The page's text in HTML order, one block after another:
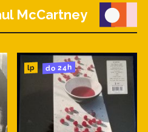
McCartney
lp do 24h